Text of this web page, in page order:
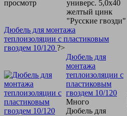
просмотр
универс. 5,0х40
желтый цинк
"Русские гвозди"
Дюбель для монтажа
теплоизоляции с пластиковым
гвоздем 10/120 ?>
Дюбель для
монтажа
теплоизоляции с
пластиковым
гвоздем 10/120
Много
Дюбель для